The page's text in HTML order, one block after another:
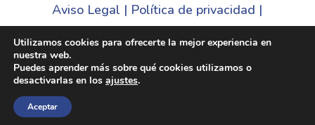
Aviso Legal | Política de privacidad |
Cookies
Utilizamos cookies para ofrecerte la mejor experiencia en
nuestra web.
Puedes aprender más sobre qué cookies utilizamos o
desactivarlas en los ajustes.
Aceptar